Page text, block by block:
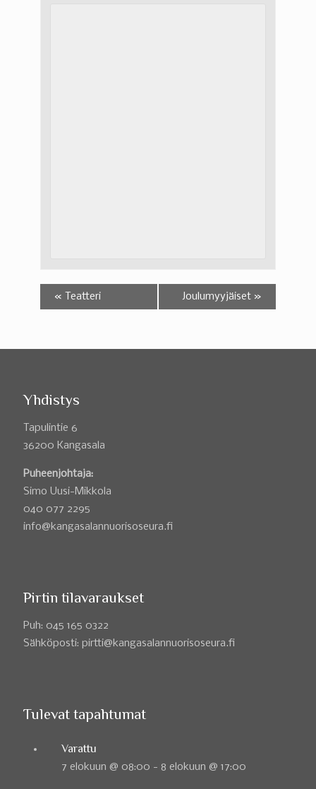
« Teatteri Joulumyyjäiset »
Yhdistys
Tapulintie 6
36200 Kangasala
Puheenjohtaja:
Simo Uusi-Mikkola
040 077 2295
info@kangasalannuorisoseura.fi
Pirtin tilavaraukset
Puh: 045 165 0322
Sähköposti: pirtti@kangasalannuorisoseura.fi
Tulevat tapahtumat
Varattu
7 elokuun @ 08:00 - 8 elokuun @ 17:00